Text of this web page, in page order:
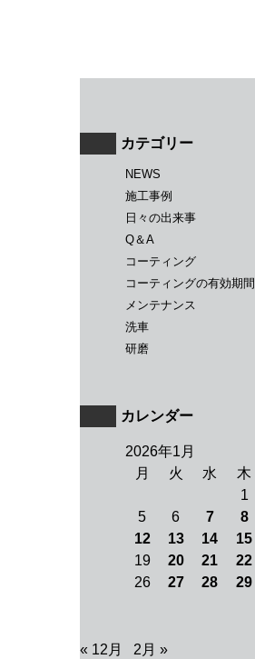
カテゴリー
NEWS
施工事例
日々の出来事
Q＆A
コーティング
コーティングの有効期間
メンテナンス
洗車
研磨
カレンダー
2026年1月
月
火 水 木
1
5
6 7 8
12
13 14 15
19
20 21 22
26
27 28 29
« 12月
2月 »